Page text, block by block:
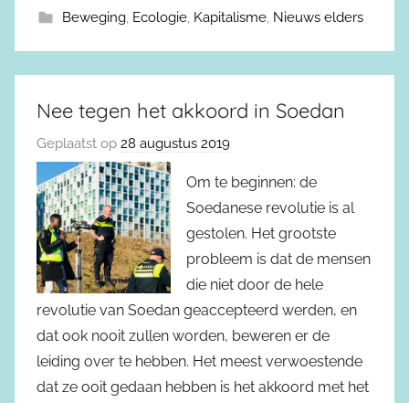
Beweging, Ecologie, Kapitalisme, Nieuws elders
Nee tegen het akkoord in Soedan
Geplaatst op 28 augustus 2019
Om te beginnen: de
Soedanese revolutie is al
gestolen. Het grootste
probleem is dat de mensen
die niet door de hele
revolutie van Soedan geaccepteerd werden, en
dat ook nooit zullen worden, beweren er de
leiding over te hebben. Het meest verwoestende
dat ze ooit gedaan hebben is het akkoord met het